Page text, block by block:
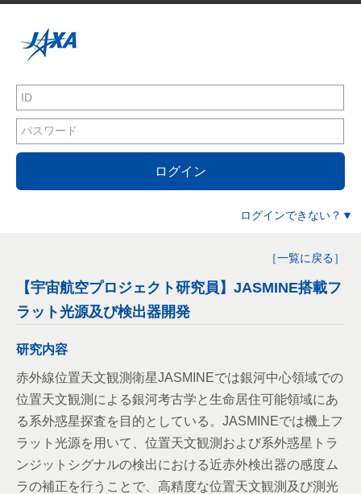
ログイン
ログインできない？▼
［一覧に戻る］
【宇宙航空プロジェクト研究員】JASMINE搭載フ
ラット光源及び検出器開発
研究内容
赤外線位置天文観測衛星JASMINEでは銀河中心領域での
位置天文観測による銀河考古学と生命居住可能領域にあ
る系外惑星探査を目的としている。JASMINEでは機上フ
ラット光源を用いて、位置天文観測および系外惑星トラ
ンジットシグナルの検出における近赤外検出器の感度ム
ラの補正を行うことで、高精度な位置天文観測及び測光